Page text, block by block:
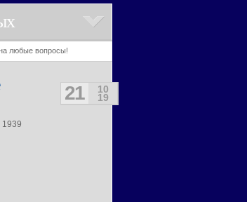
любые вопросы!
10
19
21
1939